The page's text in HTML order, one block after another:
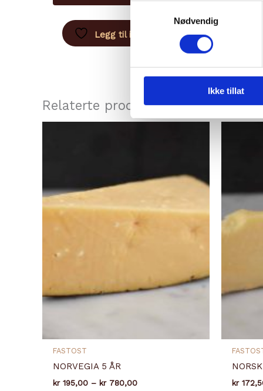
Samtykkevalg
Nødvendig
Ikke tillat
Legg til i ønskeliste
Relaterte produkter
FASTOST
NORVEGIA 5 ÅR
kr195,00 – kr780,00Prisområde:
kr